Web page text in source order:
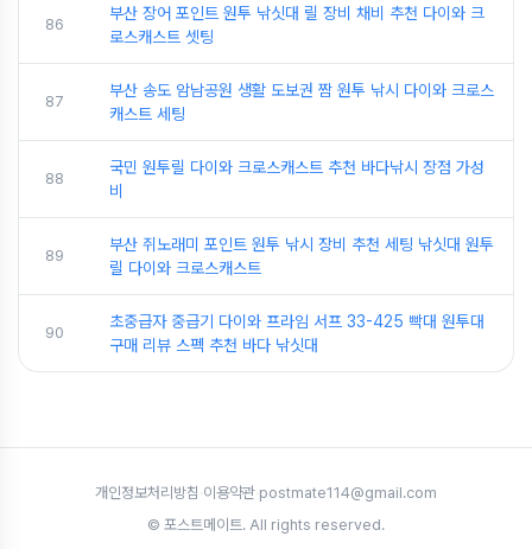
86
부산 장어 포인트 원투 낚싯대 릴 장비 채비 추천 다이와 크
로스캐스트 셋팅
87
부산 송도 암남공원 생활 도보권 짬 원투 낚시 다이와 크로스
캐스트 세팅
88
국민 원투릴 다이와 크로스캐스트 추천 바다낚시 장점 가성
비
89
부산 쥐노래미 포인트 원투 낚시 장비 추천 세팅 낚싯대 원투
릴 다이와 크로스캐스트
90
초중급자 중급기 다이와 프라임 서프 33-425 빡대 원투대
구매 리뷰 스펙 추천 바다 낚싯대
개인정보처리방침 ·이용약관·postmate114@gmail.com
© 포스트메이트. All rights reserved.